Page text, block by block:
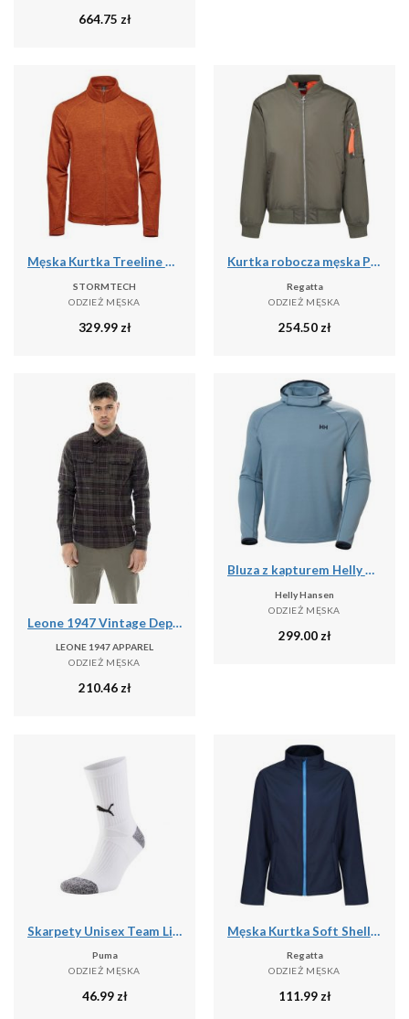
664.75 zł
Męska Kurtka Treeline Performance
STORMTECH
ODZIEŻ MĘSKA
329.99 zł
Kurtka robocza męska Pro Pilot
Regatta
ODZIEŻ MĘSKA
254.50 zł
Leone 1947 Vintage Dept. Męska koszula flanelowa z dużym nadrukiem logo
LEONE 1947 APPAREL
ODZIEŻ MĘSKA
210.46zł
Bluza z kapturem Helly Hansen
Helly Hansen
ODZIEŻ MĘSKA
299.00 zł
Skarpety Unisex Team Liga Dla Dorosłych
Puma
ODZIEŻ MĘSKA
46.99zł
Męska Kurtka Soft Shell Ablaze Printable
Regatta
ODZIEŻ MĘSKA
111.99zł